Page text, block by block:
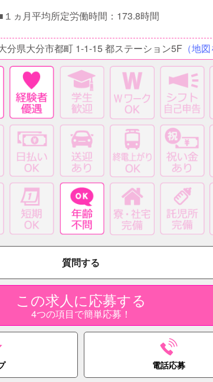
１ヵ月平均所定労働時間：173.8時間
分県大分市都町 1-1-15 都ステーション5F（地
質問する
この求人に応募する
4つの項目で簡単応募！
電話応募